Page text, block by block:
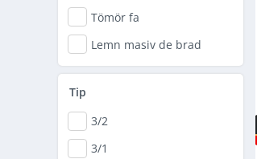
Tömör fa
Lemn masiv de brad
Tip
3/2
3/1